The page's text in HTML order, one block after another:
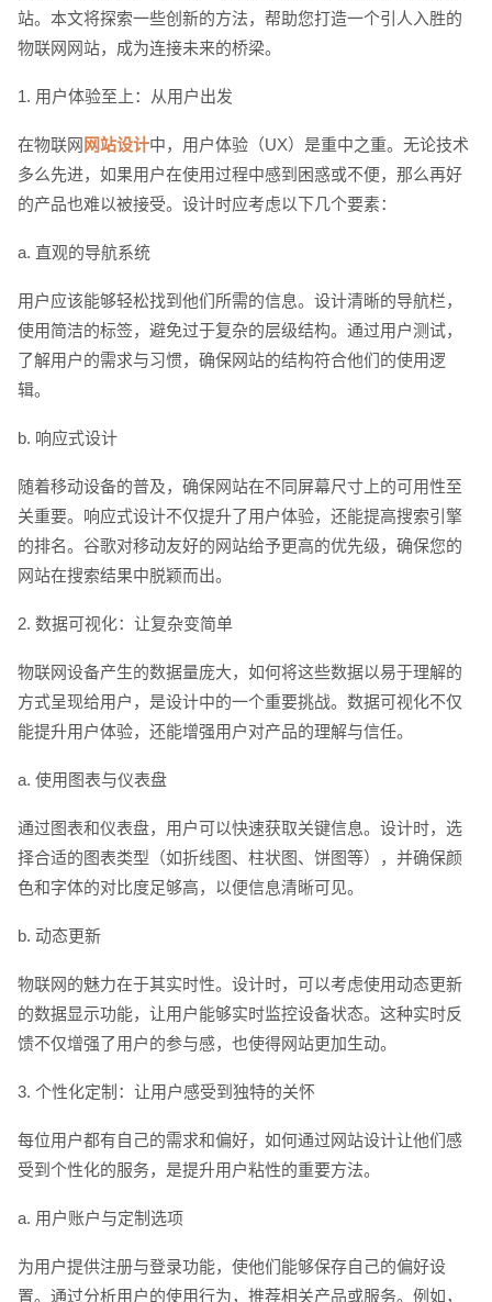
站。本文将探索一些创新的方法，帮助您打造一个引人入胜的
物联网网站，成为连接未来的桥梁。
1. 用户体验至上：从用户出发
在物联网 网站设计中，用户体验（UX）是重中之重。无论技术
多么先进，如果用户在使用过程中感到困惑或不便，那么再好
的产品也难以被接受。设计时应考虑以下几个要素：
a. 直观的导航系统
用户应该能够轻松找到他们所需的信息。设计清晰的导航栏，
使用简洁的标签，避免过于复杂的层级结构。通过用户测试，
了解用户的需求与习惯，确保网站的结构符合他们的使用逻
辑。
b. 响应式设计
随着移动设备的普及，确保网站在不同屏幕尺寸上的可用性至
关重要。响应式设计不仅提升了用户体验，还能提高搜索引擎
的排名。谷歌对移动友好的网站给予更高的优先级，确保您的
网站在搜索结果中脱颖而出。
2. 数据可视化：让复杂变简单
物联网设备产生的数据量庞大，如何将这些数据以易于理解的
方式呈现给用户，是设计中的一个重要挑战。数据可视化不仅
能提升用户体验，还能增强用户对产品的理解与信任。
a. 使用图表与仪表盘
通过图表和仪表盘，用户可以快速获取关键信息。设计时，选
择合适的图表类型（如折线图、柱状图、饼图等），并确保颜
色和字体的对比度足够高，以便信息清晰可见。
b. 动态更新
物联网的魅力在于其实时性。设计时，可以考虑使用动态更新
的数据显示功能，让用户能够实时监控设备状态。这种实时反
馈不仅增强了用户的参与感，也使得网站更加生动。
3. 个性化定制：让用户感受到独特的关怀
每位用户都有自己的需求和偏好，如何通过网站设计让他们感
受到个性化的服务，是提升用户粘性的重要方法。
a. 用户账户与定制选项
为用户提供注册与登录功能，使他们能够保存自己的偏好设
置。通过分析用户的使用行为，推荐相关产品或服务。例如，